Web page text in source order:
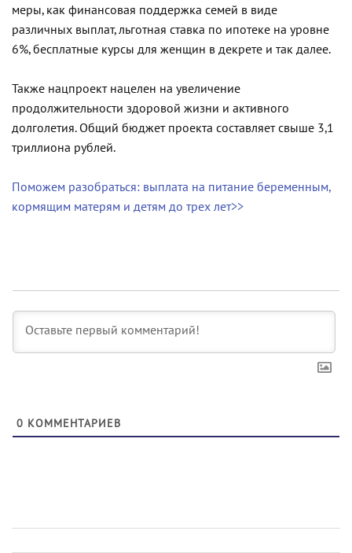
меры, как финансовая поддержка семей в виде
различных выплат, льготная ставка по ипотеке на уровне
6%, бесплатные курсы для женщин в декрете и так далее.
Также нацпроект нацелен на увеличение
продолжительности здоровой жизни и активного
долголетия. Общий бюджет проекта составляет свыше 3,1
триллиона рублей.
Поможем разобраться: выплата на питание беременным,
кормящим матерям и детям до трех лет>>
0 КОММЕНТАРИЕВ